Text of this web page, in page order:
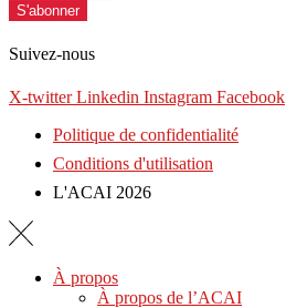
S'abonner
Suivez-nous
X-twitter Linkedin Instagram Facebook
Politique de confidentialité
Conditions d'utilisation
L'ACAI 2026
À propos
À propos de l’ACAI